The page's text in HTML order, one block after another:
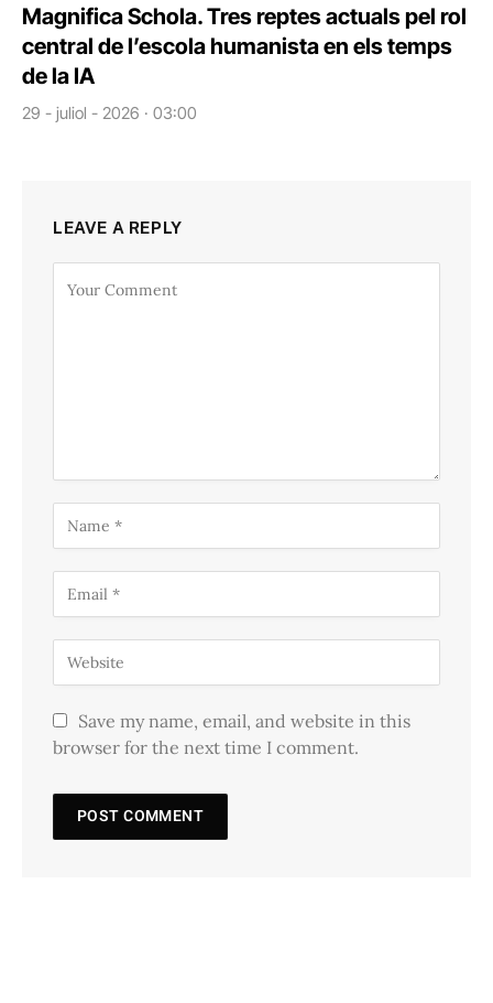
Magnifica Schola. Tres reptes actuals pel rol
central de l’escola humanista en els temps
de la IA
29 - juliol - 2026 · 03:00
LEAVE A REPLY
Save my name, email, and website in this
browser for the next time I comment.